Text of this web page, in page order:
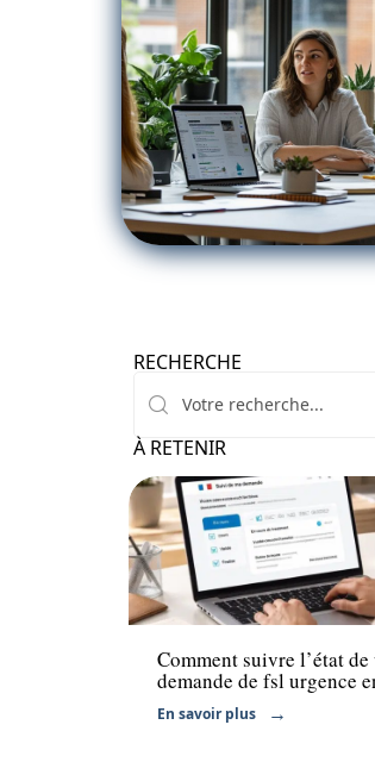
RECHERCHE
À RETENIR
Finance
Comment suivre l’état de
demande de fsl urgence
En savoir plus